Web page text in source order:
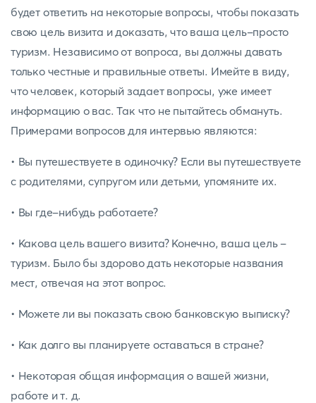
будет ответить на некоторые вопросы, чтобы показать
свою цель визита и доказать, что ваша цель-просто
туризм. Независимо от вопроса, вы должны давать
только честные и правильные ответы. Имейте в виду,
что человек, который задает вопросы, уже имеет
информацию о вас. Так что не пытайтесь обмануть.
Примерами вопросов для интервью являются:
• Вы путешествуете в одиночку? Если вы путешествуете
с родителями, супругом или детьми, упомяните их.
• Вы где-нибудь работаете?
• Какова цель вашего визита? Конечно, ваша цель -
туризм. Было бы здорово дать некоторые названия
мест, отвечая на этот вопрос.
• Можете ли вы показать свою банковскую выписку?
• Как долго вы планируете оставаться в стране?
• Некоторая общая информация о вашей жизни,
работе и т. д.